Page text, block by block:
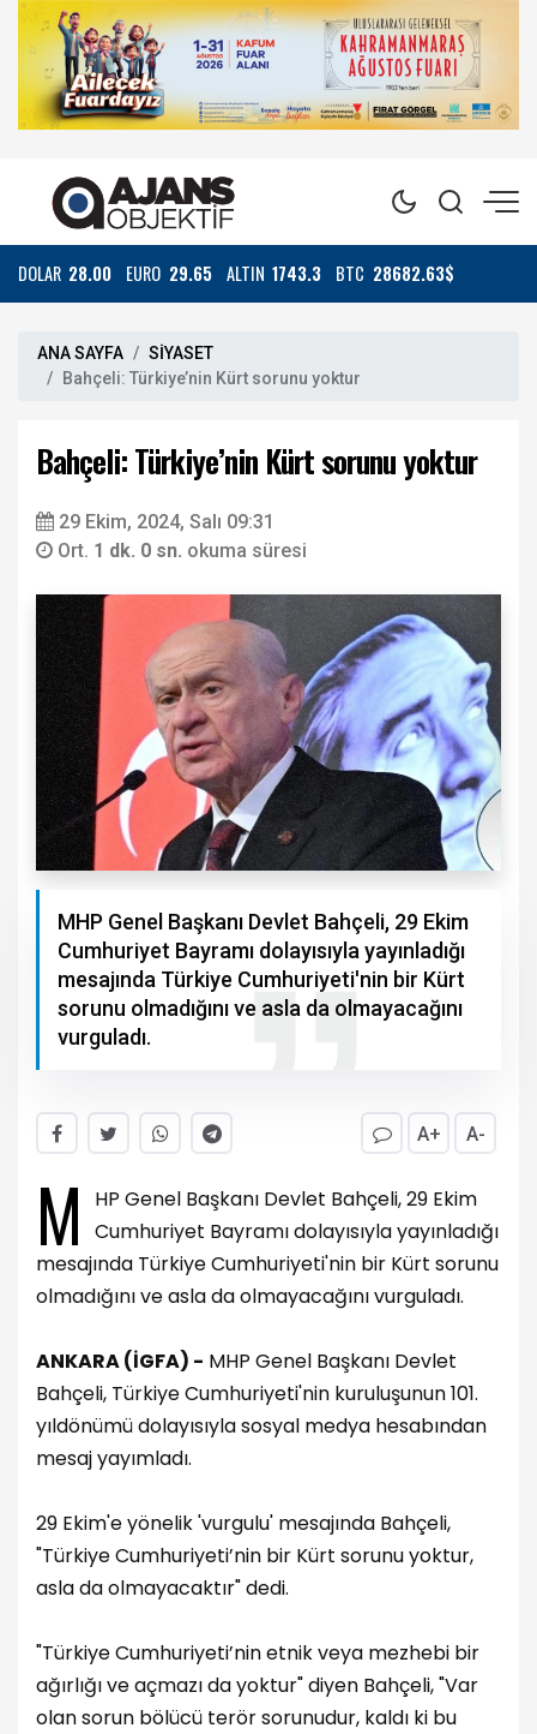
DOLAR 28.00 EURO 29.65 ALTIN 1743.3 BTC 28682.63$
ANA SAYFA
SİYASET
Bahçeli: Türkiye’nin Kürt sorunu yoktur
Bahçeli: Türkiye’nin Kürt sorunu yoktur
29 Ekim, 2024, Salı 09:31
Ort. 1 dk. 0 sn. okuma süresi
MHP Genel Başkanı Devlet Bahçeli, 29 Ekim
Cumhuriyet Bayramı dolayısıyla yayınladığı
mesajında Türkiye Cumhuriyeti'nin bir Kürt
sorunu olmadığını ve asla da olmayacağını
vurguladı.
A+ A-
M
HP Genel Başkanı Devlet Bahçeli, 29 Ekim
Cumhuriyet Bayramı dolayısıyla yayınladığı
mesajında Türkiye Cumhuriyeti'nin bir Kürt sorunu
olmadığını ve asla da olmayacağını vurguladı.
ANKARA (İGFA) - MHP Genel Başkanı Devlet
Bahçeli, Türkiye Cumhuriyeti'nin kuruluşunun 101.
yıldönümü dolayısıyla sosyal medya hesabından
mesaj yayımladı.
29 Ekim'e yönelik 'vurgulu' mesajında Bahçeli,
"Türkiye Cumhuriyeti’nin bir Kürt sorunu yoktur,
asla da olmayacaktır" dedi.
"Türkiye Cumhuriyeti’nin etnik veya mezhebi bir
ağırlığı ve açmazı da yoktur" diyen Bahçeli, "Var
olan sorun bölücü terör sorunudur, kaldı ki bu